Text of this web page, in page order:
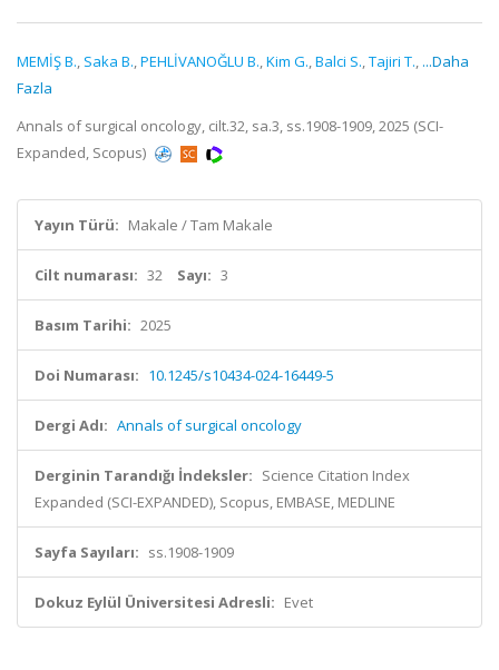
MEMİŞ B., Saka B.,PEHLİVANOĞLU B.,Kim G.,Balci S.,Tajiri T., ...Daha
Fazla
Annals of surgical oncology, cilt.32, sa.3, ss.1908-1909, 2025 (SCI-
Expanded, Scopus)
Yayın Türü: Makale / Tam Makale
Cilt numarası: 32 Sayı: 3
Basım Tarihi: 2025
Doi Numarası: 10.1245/s10434-024-16449-5
Dergi Adı: Annals of surgical oncology
Derginin Tarandığı İndeksler: Science Citation Index
Expanded (SCI-EXPANDED), Scopus, EMBASE, MEDLINE
Sayfa Sayıları: ss.1908-1909
Dokuz Eylül Üniversitesi Adresli: Evet